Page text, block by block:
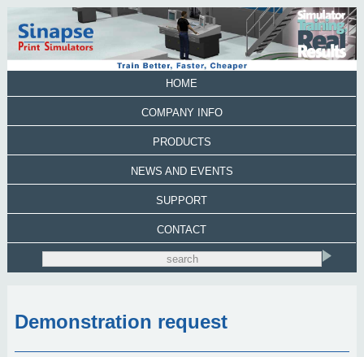
HOME
COMPANY INFO
PRODUCTS
NEWS AND EVENTS
SUPPORT
CONTACT
Demonstration request